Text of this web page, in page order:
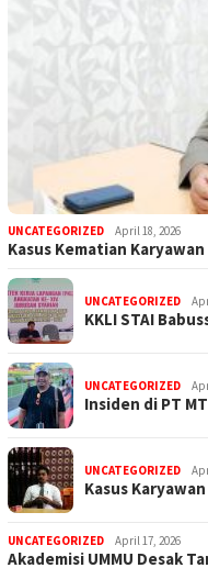
UNCATEGORIZED April 18, 2026
Kasus Kematian
UNCATEGORIZED
KKLI STAI
UNCATEGORIZED
Insiden di PT
UNCATEGORIZED
Kasus
UNCATEGORIZED April 17, 2026
Akademisi UMMU Desak